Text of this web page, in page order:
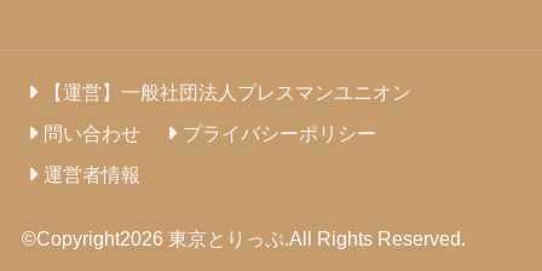
【運営】一般社団法人プレスマンユニオン
問い合わせ
プライバシーポリシー
運営者情報
©Copyright2026 東京とりっぷ.All Rights Reserved.